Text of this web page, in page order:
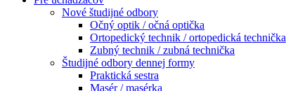
Nové študijné odbory
Očný optik / očná optička
Ortopedický technik / ortopedická technička
Zubný technik / zubná technička
Študijné odbory dennej formy
Praktická sestra
Masér / masérka